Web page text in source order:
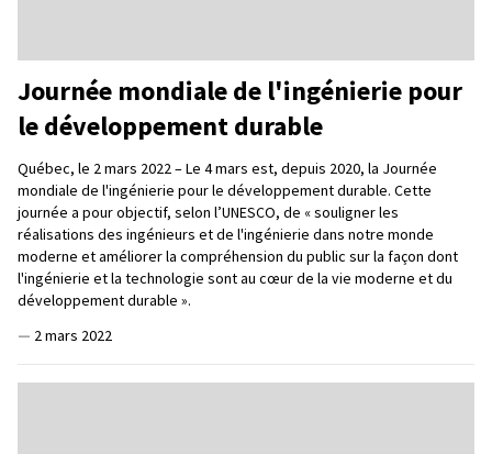
Journée mondiale de l'ingénierie pour
le développement durable
Québec, le 2 mars 2022 – Le 4 mars est, depuis 2020, la Journée
mondiale de l'ingénierie pour le développement durable. Cette
journée a pour objectif, selon l’UNESCO, de « souligner les
réalisations des ingénieurs et de l'ingénierie dans notre monde
moderne et améliorer la compréhension du public sur la façon dont
l'ingénierie et la technologie sont au cœur de la vie moderne et du
développement durable ».
— 2 mars 2022